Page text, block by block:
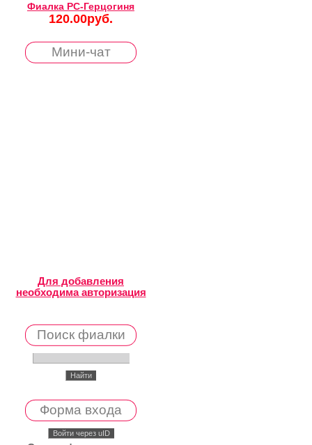
Фиалка РС-Герцогиня
120.00руб.
Мини-чат
Для добавления
необходима авторизация
Поиск фиалки
Форма входа
Войти через uID